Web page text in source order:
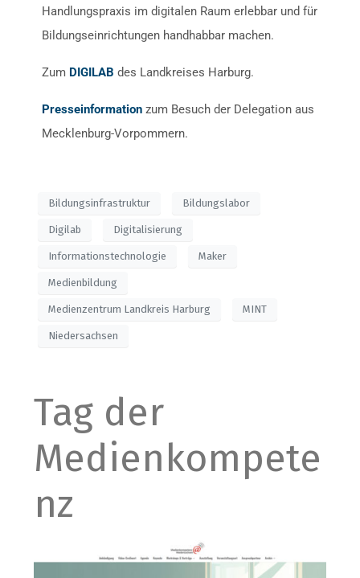
Handlungspraxis im digitalen Raum erlebbar und für
Bildungseinrichtungen handhabbar machen.
Zum DIGILAB des Landkreises Harburg.
Presseinformation zum Besuch der Delegation aus
Mecklenburg-Vorpommern.
Bildungsinfrastruktur Bildungslabor
Digilab Digitalisierung
Informationstechnologie Maker
Medienbildung
Medienzentrum Landkreis Harburg MINT
Niedersachsen
Tag der
Medienkompete
nz